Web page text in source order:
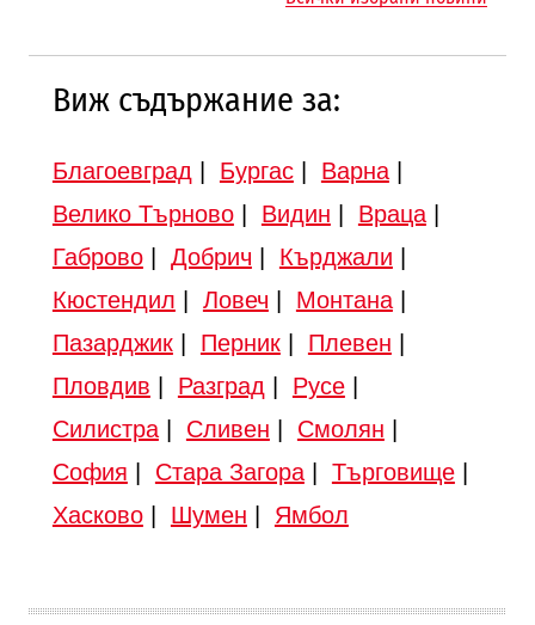
Виж съдържание за:
Благоевград Бургас| Варна|
Велико Търново| Видин Враца|
Габрово| Добрич Кърджали
Кюстендил
Ловеч Монтана|
Пазарджик| Перник| Плевен
Пловдив
Разград Русе|
Силистра| Сливен Смолян
София
Стара Загора| Търговище|
Хасково| Шумен Ямбол